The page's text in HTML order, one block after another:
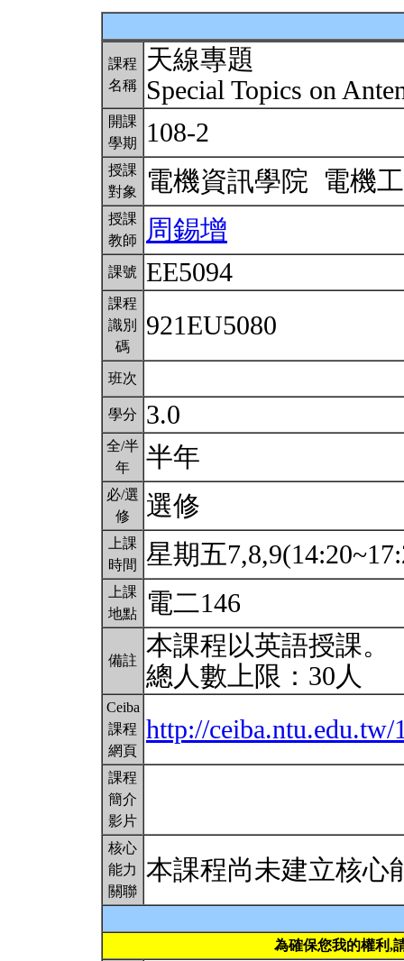
課程
名稱
天線專題
Special Topics on
開課
學期
108-2
授課
對象
電機資訊學院 電機
授課
教師
周錫增
課號 EE5094
課程
識別
碼
921EU5080
班次
學分 3.0
全/半
年
半年
必/選
修
選修
上課
時間
星期五
上課
地點
電二146
備註
本課程以英語授課。
總人數上限：30人
Ceiba
課程
網頁
http://ceiba.ntu.edu.tw/
課程
簡介
影片
核心
能力
關聯
本課程尚未建立核心
為確保您我的權利,